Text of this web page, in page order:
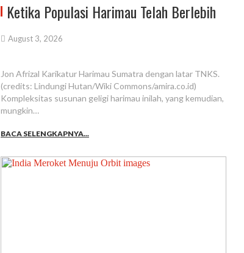
Ketika Populasi Harimau Telah Berlebih
August 3, 2026
Jon Afrizal Karikatur Harimau Sumatra dengan latar TNKS.
(credits: Lindungi Hutan/Wiki Commons/amira.co.id)
Kompleksitas susunan geligi harimau inilah, yang kemudian,
mungkin…
BACA SELENGKAPNYA...